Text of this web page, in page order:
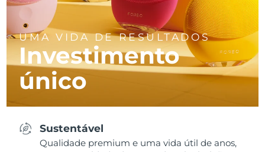
UMA VIDA DE RESULTADOS
Investimento
único
Sustentável
Qualidade premium e uma vida útil de anos,